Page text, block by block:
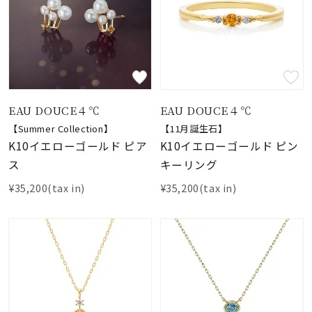
EAU DOUCE４℃
【Summer Collection】
K10イエローゴールド ピア
ス
¥35,200(tax in)
EAU DOUCE４℃
【11月誕生石】
K10イエローゴールド ピン
キーリング
¥35,200(tax in)